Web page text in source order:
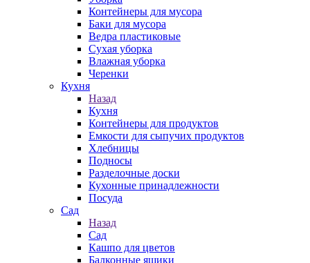
Контейнеры для мусора
Баки для мусора
Ведра пластиковые
Сухая уборка
Влажная уборка
Черенки
Кухня
Назад
Кухня
Контейнеры для продуктов
Емкости для сыпучих продуктов
Хлебницы
Подносы
Разделочные доски
Кухонные принадлежности
Посуда
Сад
Назад
Сад
Кашпо для цветов
Балконные ящики